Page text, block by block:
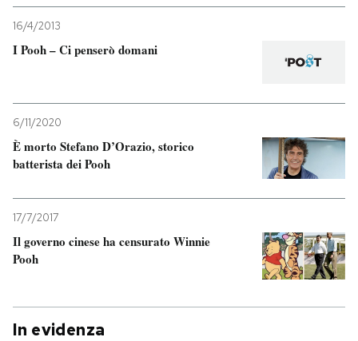
16/4/2013
I Pooh – Ci penserò domani
6/11/2020
È morto Stefano D’Orazio, storico
batterista dei Pooh
17/7/2017
Il governo cinese ha censurato Winnie
Pooh
In evidenza